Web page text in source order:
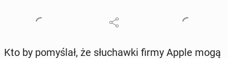
Kto by po­my­ślał, że słu­chaw­ki firmy Apple mogą